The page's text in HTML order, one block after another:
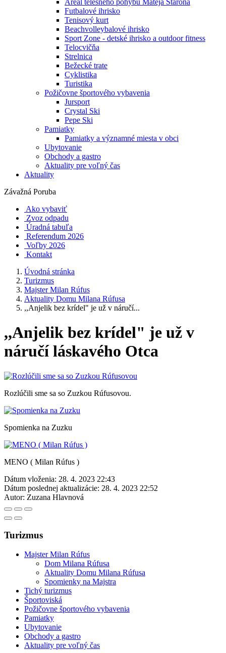
Areál telesného pohybu Mateja Staroňa
Futbalové ihrisko
Tenisový kurt
Beachvolleybalové ihrisko
Sport Zone - detské ihrisko a outdoor fitness
Telocvičňa
Strelnica
Bežecké trate
Cyklistika
Turistika
Požičovne športového vybavenia
Jursport
Crystal Ski
Pepe Ski
Pamiatky
Pamiatky a významné miesta v obci
Ubytovanie
Obchody a gastro
Aktuality pre voľný čas
Aktuality
Závažná Poruba
Ako vybaviť
Zvoz odpadu
Úradná tabuľa
Referendum 2026
Voľby 2026
Kontakt
Úvodná stránka
Turizmus
Majster Milan Rúfus
Aktuality Domu Milana Rúfusa
,,Anjelik bez krídel" je už v náručí...
,,Anjelik bez krídel" je už v
náručí láskavého Otca
Rozlúčili sme sa so Zuzkou Rúfusovou.
Spomienka na Zuzku
MENO ( Milan Rúfus )
Dátum vloženia: 28. 4. 2023 22:43
Dátum poslednej aktualizácie: 28. 4. 2023 22:52
Autor: Zuzana Hlavnová
Turizmus
Majster Milan Rúfus
Dom Milana Rúfusa
Aktuality Domu Milana Rúfusa
Spomienky na Majstra
Tichý turizmus
Športoviská
Požičovne športového vybavenia
Pamiatky
Ubytovanie
Obchody a gastro
Aktuality pre voľný čas